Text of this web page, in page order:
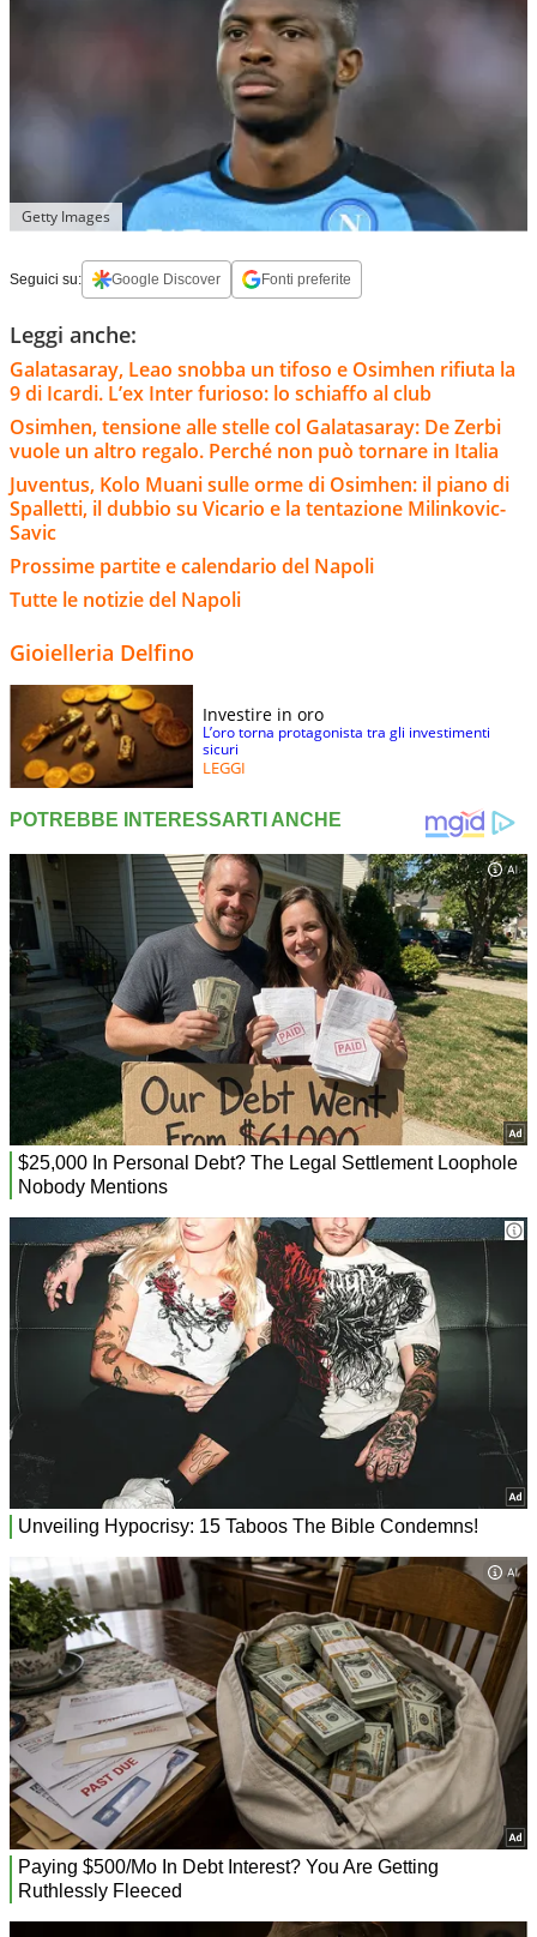
Getty Images
Seguici su: Google Discover Fonti preferite
Leggi anche:
Galatasaray, Leao snobba un tifoso e Osimhen rifiuta la
9 di Icardi. L’ex Inter furioso: lo schiaffo al club
Osimhen, tensione alle stelle col Galatasaray: De Zerbi
vuole un altro regalo. Perché non può tornare in Italia
Juventus, Kolo Muani sulle orme di Osimhen: il piano di
Spalletti, il dubbio su Vicario e la tentazione Milinkovic-
Savic
Prossime partite e calendario del Napoli
Tutte le notizie del Napoli
Gioielleria Delfino
Investire in oro
L’oro torna protagonista tra gli investimenti
sicuri
LEGGI